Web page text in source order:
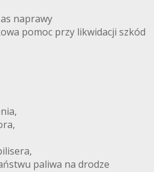
naprawy
pomoc przy likwidacji szkód
paliwa na drodze